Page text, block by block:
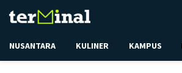
NUSANTARA KULINER KAMPUS